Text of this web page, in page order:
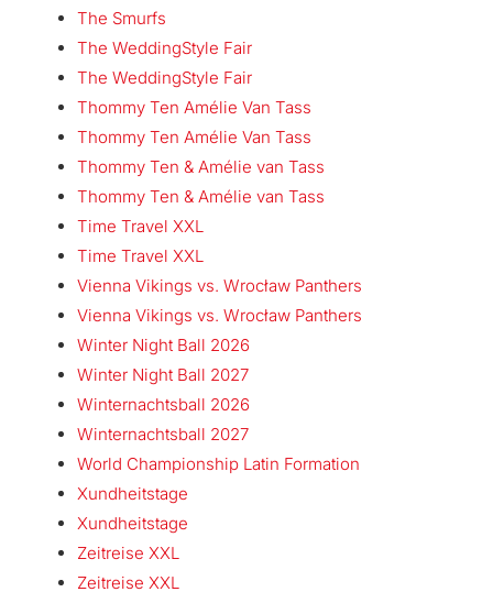
The Smurfs
The WeddingStyle Fair
The WeddingStyle Fair
Thommy Ten Amélie Van Tass
Thommy Ten Amélie Van Tass
Thommy Ten & Amélie van Tass
Thommy Ten & Amélie van Tass
Time Travel XXL
Time Travel XXL
Vienna Vikings vs. Wrocław Panthers
Vienna Vikings vs. Wrocław Panthers
Winter Night Ball 2026
Winter Night Ball 2027
Winternachtsball 2026
Winternachtsball 2027
World Championship Latin Formation
Xundheitstage
Xundheitstage
Zeitreise XXL
Zeitreise XXL